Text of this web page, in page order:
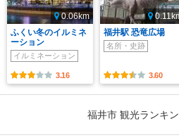
0.06km
ふくい冬のイルミネ
ーション
イルミネーション
3.16
福井駅 恐竜広場
名所・史跡
3.60
福井市 観光ランキ